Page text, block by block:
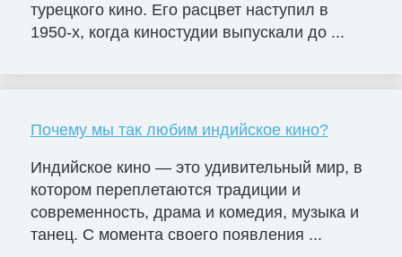
турецкого кино. Его расцвет наступил в
1950-х, когда киностудии выпускали до ...
Почему мы так любим индийское кино?
Индийское кино — это удивительный мир, в
котором переплетаются традиции и
современность, драма и комедия, музыка и
танец. С момента своего появления ...